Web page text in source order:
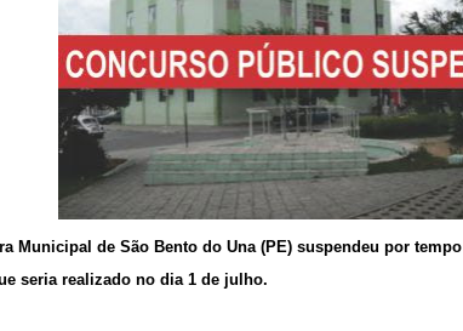
Municipal de São Bento do Una (PE) suspendeu por
seria realizado no dia 1 de julho.